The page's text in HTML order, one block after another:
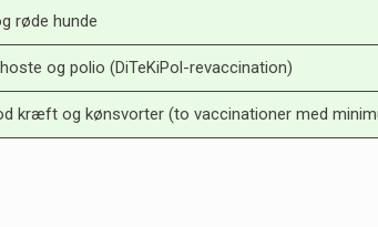
røde hunde
og polio (DiTeKiPol-revaccination)
kræft og kønsvorter (to vaccinationer med